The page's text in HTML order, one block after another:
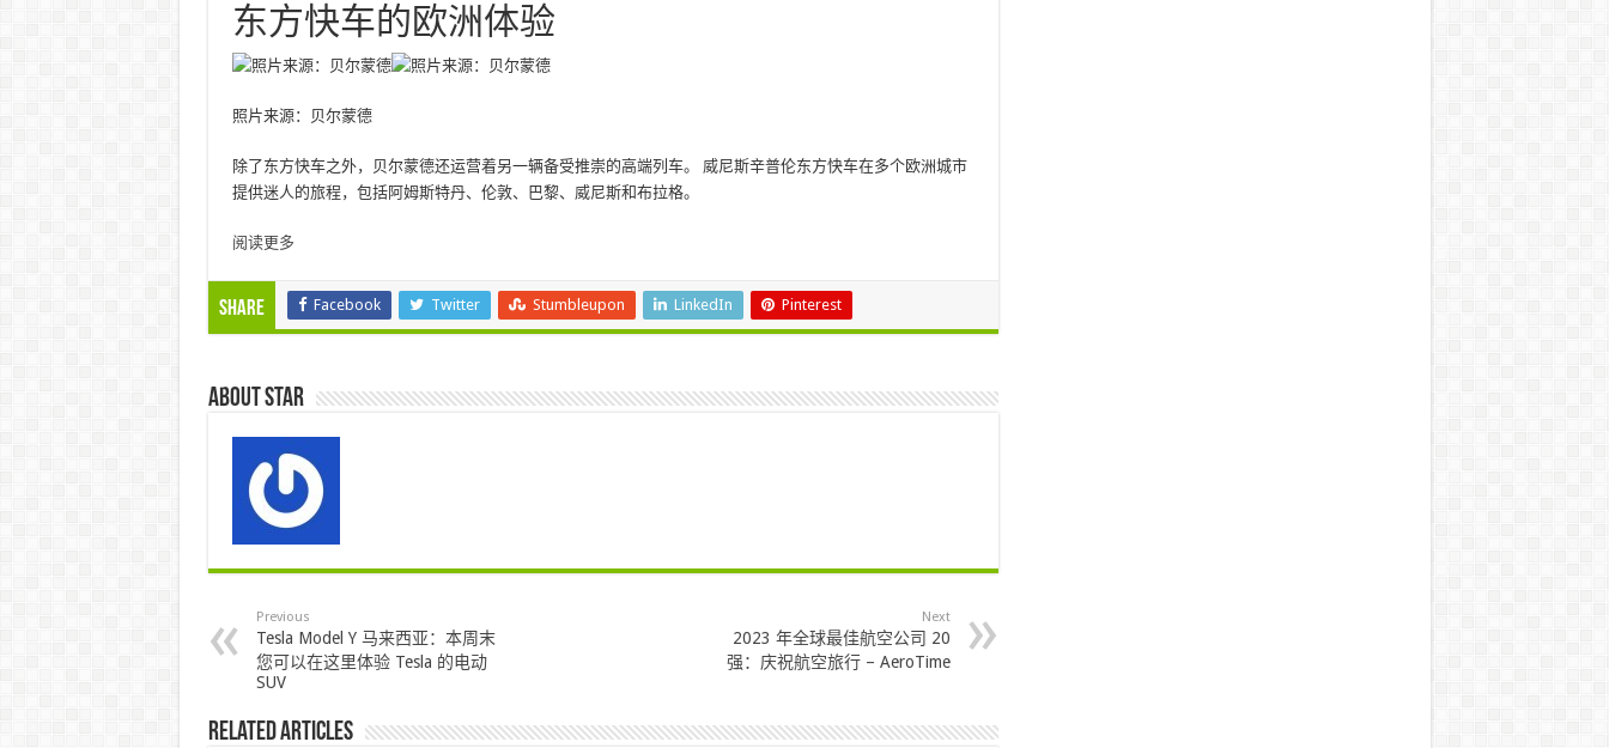
东方快车的欧洲体验
照片来源：贝尔蒙德
除了东方快车之外，贝尔蒙德还运营着另一辆备受推崇的高端列车。 威尼斯辛普伦东方快车在多个欧洲城市
提供迷人的旅程，包括阿姆斯特丹、伦敦、巴黎、威尼斯和布拉格。
阅读更多
Share Facebook Twitter Stumbleupon LinkedIn Pinterest
About star
Previous
Tesla Model Y 马来西亚：本周末
您可以在这里体验 Tesla 的电动
SUV
Next
2023 年全球最佳航空公司 20
强：庆祝航空旅行 – AeroTime
Related Articles